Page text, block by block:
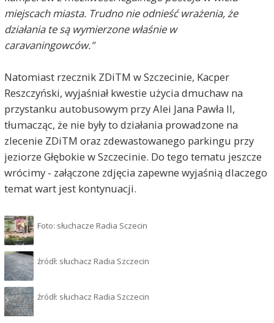
miejscach miasta. Trudno nie odnieść wrażenia, że
działania te są wymierzone właśnie w
caravaningowców."
Natomiast rzecznik ZDiTM w Szczecinie, Kacper
Reszczyński, wyjaśniał kwestie użycia dmuchaw na
przystanku autobusowym przy Alei Jana Pawła II,
tłumacząc, że nie były to działania prowadzone na
zlecenie ZDiTM oraz zdewastowanego parkingu przy
jeziorze Głębokie w Szczecinie. Do tego tematu jeszcze
wrócimy - załączone zdjęcia zapewne wyjaśnią dlaczego
temat wart jest kontynuacji.
Foto: słuchacze Radia Sczecin
źródł: słuchacz Radia Szczecin
źródł: słuchacz Radia Szczecin